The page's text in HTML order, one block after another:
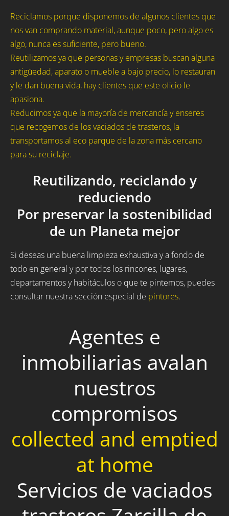
Reciclamos porque disponemos de algunos clientes que
nos van comprando material, aunque poco, pero algo es
algo, nunca es suficiente, pero bueno.
Reutilizamos ya que personas y empresas buscan alguna
antigüedad, aparato o mueble a bajo precio, lo restauran
y le dan buena vida, hay clientes que este oficio le
apasiona.
Reducimos ya que la mayoría de mercancía y enseres
que recogemos de los vaciados de trasteros, la
transportamos al eco parque de la zona más cercano
para su reciclaje.
Reutilizando, reciclando y
reduciendo
Por preservar la sostenibilidad
de un Planeta mejor
Si deseas una buena limpieza exhaustiva y a fondo de
todo en general y por todos los rincones, lugares,
departamentos y habitáculos o que te pintemos, puedes
consultar nuestra sección especial de pintores.
Agentes e
inmobiliarias avalan
nuestros
compromisos
collected and emptied
at home
Servicios de vaciados